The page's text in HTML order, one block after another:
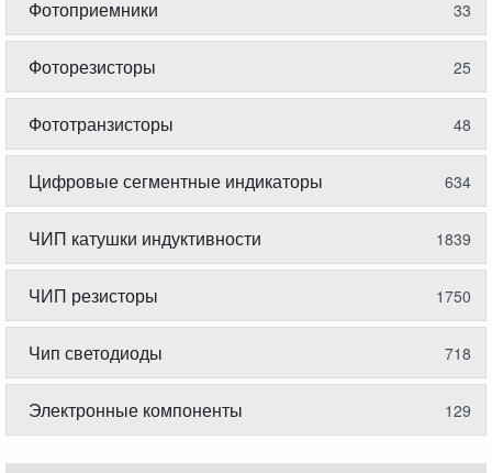
Фотоприемники 33
Фоторезисторы 25
Фототранзисторы 48
Цифровые сегментные индикаторы 634
ЧИП катушки индуктивности 1839
ЧИП резисторы 1750
Чип светодиоды 718
Электронные компоненты 129